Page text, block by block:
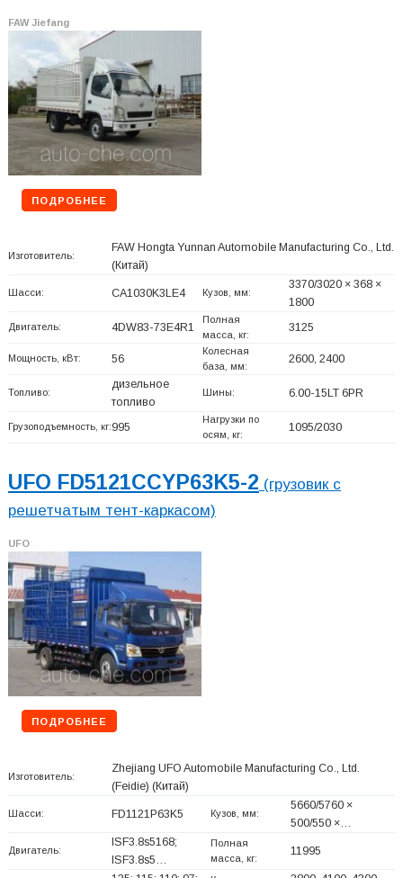
FAW Jiefang
ПОДРОБНЕЕ
Изготовитель:
FAW Hongta Yunnan Automobile Manufacturing Co., Ltd.
(Китай)
Шасси: CA1030K3LE4 Кузов, мм:
3370/3020 × 368 ×
1800
Двигатель: 4DW83-73E4R1
Полная
масса, кг:
3125
Мощность, кВт: 56
Колесная
база, мм:
2600, 2400
Топливо:
дизельное
топливо
Шины: 6.00-15LT 6PR
Грузоподъемность, кг:995
Нагрузки по
осям, кг:
1095/2030
UFO FD5121CCYP63K5-2 (грузовик с
решетчатым тент-каркасом)
UFO
ПОДРОБНЕЕ
Изготовитель:
Zhejiang UFO Automobile Manufacturing Co., Ltd.
(Feidie) (Китай)
Шасси: FD1121P63K5 Кузов, мм:
5660/5760 ×
500/550 ×…
Двигатель:
ISF3.8s5168;
ISF3.8s5…
Полная
масса, кг:
11995